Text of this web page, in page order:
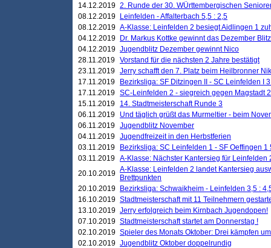
14.12.2019 2. Runde der 30. WÜrttembergischen
08.12.2019
Leinfelden - Affalterbach 5,5 : 2,5
08.12.2019 A-Klasse: Leinfelden 2 besiegt Aidlingen 1
04.12.2019
Dr. Markus Kottke gewinnt das Dezember
04.12.2019 Jugendblitz Dezember gewinnt Nico
28.11.2019 Vorstand für die nächsten 2 Jahre bestätigt
23.11.2019 Jerry schafft den 7. Platz beim Heilbronner
17.11.2019
Bezirksliga: SF Ditzingen II - SC Leinfelden I
17.11.2019 SC-Leinfelden 2 - siegreich gegen Magstadt 2
15.11.2019
14. Stadtmeisterschaft Runde 3
06.11.2019
Und täglich grüßt das Murmeltier - beim
06.11.2019 Jugendblitz November
04.11.2019 Jugendfreizeit in den Herbstferien
03.11.2019
Bezirksliga: SC Leinfelden 1 - SF Oeffingen 1
03.11.2019 A-Klasse: Nächster Kantersieg für Leinfelden
20.10.2019 A-Klasse: Leinfelden 2 landet Kantersieg
Brettpunkten
20.10.2019
Bezirksliga: Schwaikheim - Leinfelden 3,5 :
16.10.2019 Stadtmeisterschaft mit 11 Teilnehmern
13.10.2019 Jerry erfolgreich beim Kirnbach Jugendopen!
07.10.2019 Stadtmeisterschaft startet am Donnerstag !
02.10.2019 Spieler des Monats Oktober: Drei kämpfen
02.10.2019 Jugendblitz Oktober doppelrundig